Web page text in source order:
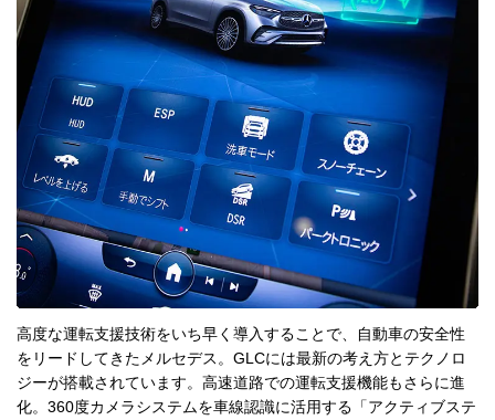
高度な運転支援技術をいち早く導入することで、自動車の安全性
をリードしてきたメルセデス。GLCには最新の考え方とテクノロ
ジーが搭載されています。高速道路での運転支援機能もさらに進
化。360度カメラシステムを車線認識に活用する「アクティブステ